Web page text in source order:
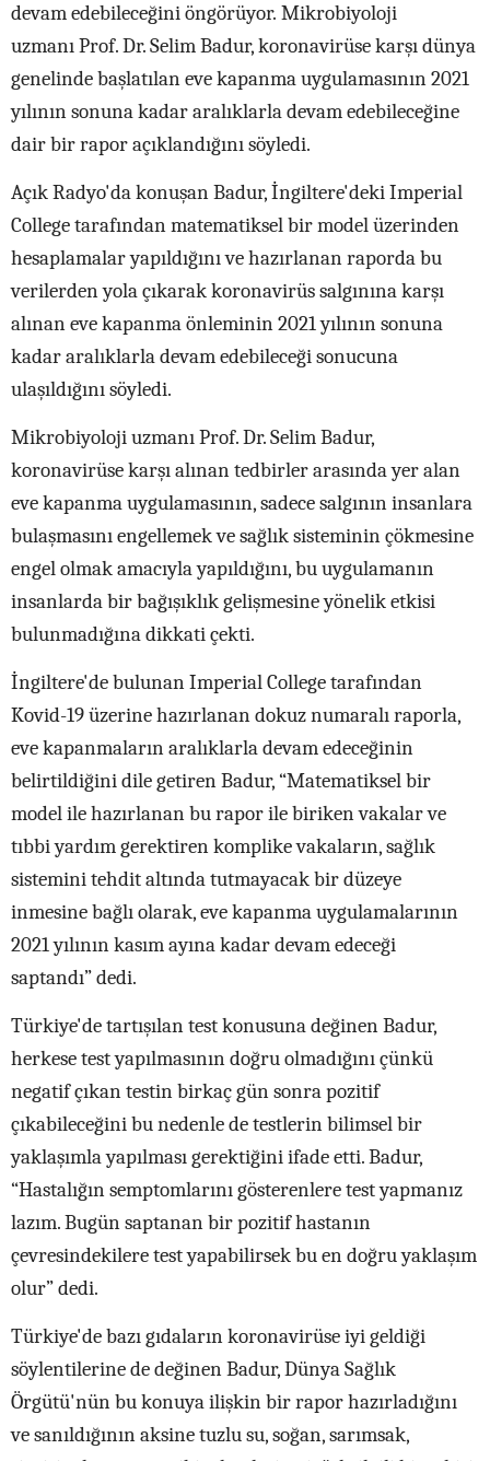
devam edebileceğini öngörüyor. Mikrobiyoloji
uzmanı Prof. Dr. Selim Badur, koronavirüse karşı dünya
genelinde başlatılan eve kapanma uygulamasının 2021
yılının sonuna kadar aralıklarla devam edebileceğine
dair bir rapor açıklandığını söyledi.
Açık Radyo'da konuşan Badur, İngiltere'deki Imperial
College tarafından matematiksel bir model üzerinden
hesaplamalar yapıldığını ve hazırlanan raporda bu
verilerden yola çıkarak koronavirüs salgınına karşı
alınan eve kapanma önleminin 2021 yılının sonuna
kadar aralıklarla devam edebileceği sonucuna
ulaşıldığını söyledi.
Mikrobiyoloji uzmanı Prof. Dr. Selim Badur,
koronavirüse karşı alınan tedbirler arasında yer alan
eve kapanma uygulamasının, sadece salgının insanlara
bulaşmasını engellemek ve sağlık sisteminin çökmesine
engel olmak amacıyla yapıldığını, bu uygulamanın
insanlarda bir bağışıklık gelişmesine yönelik etkisi
bulunmadığına dikkati çekti.
İngiltere'de bulunan Imperial College tarafından
Kovid-19 üzerine hazırlanan dokuz numaralı raporla,
eve kapanmaların aralıklarla devam edeceğinin
belirtildiğini dile getiren Badur, “Matematiksel bir
model ile hazırlanan bu rapor ile biriken vakalar ve
tıbbi yardım gerektiren komplike vakaların, sağlık
sistemini tehdit altında tutmayacak bir düzeye
inmesine bağlı olarak, eve kapanma uygulamalarının
2021 yılının kasım ayına kadar devam edeceği
saptandı” dedi.
Türkiye'de tartışılan test konusuna değinen Badur,
herkese test yapılmasının doğru olmadığını çünkü
negatif çıkan testin birkaç gün sonra pozitif
çıkabileceğini bu nedenle de testlerin bilimsel bir
yaklaşımla yapılması gerektiğini ifade etti. Badur,
“Hastalığın semptomlarını gösterenlere test yapmanız
lazım. Bugün saptanan bir pozitif hastanın
çevresindekilere test yapabilirsek bu en doğru yaklaşım
olur” dedi.
Türkiye'de bazı gıdaların koronavirüse iyi geldiği
söylentilerine de değinen Badur, Dünya Sağlık
Örgütü'nün bu konuya ilişkin bir rapor hazırladığını
ve sanıldığının aksine tuzlu su, soğan, sarımsak,